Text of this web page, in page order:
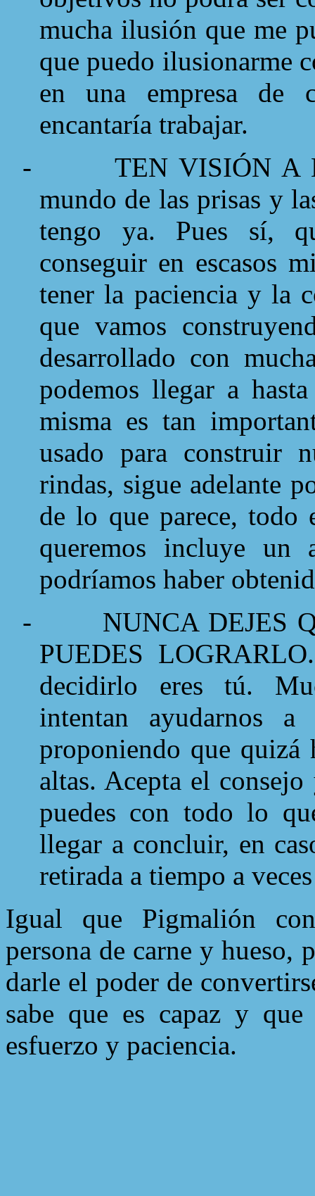
mucha ilusión que me
que puedo ilusionarme
en una empresa de
encantaría trabajar.
-
TEN VISIÓN A
mundo de las prisas y
tengo ya. Pues sí,
conseguir en escasos
tener la paciencia y la
que vamos
desarrollado con
podemos llegar a
misma es tan
usado para construir
rindas, sigue adelante
de lo que parece, todo
queremos incluye
podríamos haber
-
NUNCA DEJES
PUEDES
decidirlo eres tú.
intentan ayudarnos a
proponiendo que quizá
altas. Acepta el consejo
puedes con todo lo
llegar a concluir, en
retirada a tiempo a
Igual que Pigmalión
persona de carne y hueso,
darle el poder de
sabe que es capaz y
esfuerzo y paciencia.